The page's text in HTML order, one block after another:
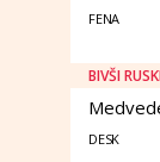
FENA
BIVŠI
DESK